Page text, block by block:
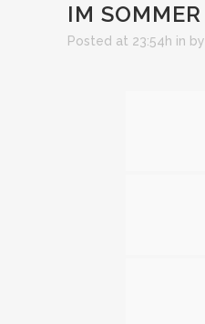
IM SOMMER
Posted at 23:54h in by